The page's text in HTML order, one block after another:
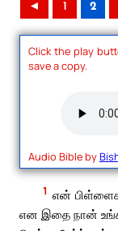
◄ 1 2
Click the play
save a copy.
Audio Bible by
1 என்
என இதை நான்